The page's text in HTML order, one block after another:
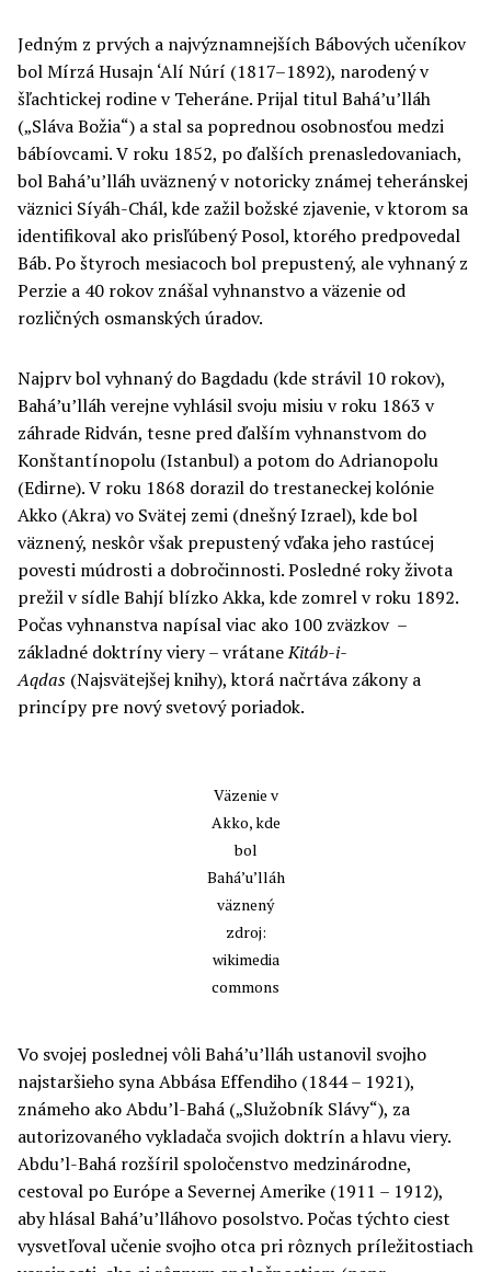
Jedným z prvých a najvýznamnejších Bábových učeníkov
bol Mírzá Husajn ‘Alí Núrí (1817–1892), narodený v
šľachtickej rodine v Teheráne. Prijal titul Bahá’u’lláh
(„Sláva Božia“) a stal sa poprednou osobnosťou medzi
bábíovcami. V roku 1852, po ďalších prenasledovaniach,
bol Bahá’u’lláh uväznený v notoricky známej teheránskej
väznici Síyáh-Chál, kde zažil božské zjavenie, v ktorom sa
identifikoval ako prisľúbený Posol, ktorého predpovedal
Báb. Po štyroch mesiacoch bol prepustený, ale vyhnaný z
Perzie a 40 rokov znášal vyhnanstvo a väzenie od
rozličných osmanských úradov.
Najprv bol vyhnaný do Bagdadu (kde strávil 10 rokov),
Bahá’u’lláh verejne vyhlásil svoju misiu v roku 1863 v
záhrade Ridván, tesne pred ďalším vyhnanstvom do
Konštantínopolu (Istanbul) a potom do Adrianopolu
(Edirne). V roku 1868 dorazil do trestaneckej kolónie
Akko (Akra) vo Svätej zemi (dnešný Izrael), kde bol
väznený, neskôr však prepustený vďaka jeho rastúcej
povesti múdrosti a dobročinnosti. Posledné roky života
prežil v sídle Bahjí blízko Akka, kde zomrel v roku 1892.
Počas vyhnanstva napísal viac ako 100 zväzkov –
základné doktríny viery – vrátaneKitáb-i-
Aqdas (Najsvätejšej knihy), ktorá načrtáva zákony a
princípy pre nový svetový poriadok.
Väzenie v
Akko, kde
bol
Bahá’u’lláh
väznený
zdroj:
wikimedia
commons
Vo svojej poslednej vôli Bahá’u’lláh ustanovil svojho
najstaršieho syna Abbása Effendiho (1844 – 1921),
známeho ako Abdu’l-Bahá („Služobník Slávy“), za
autorizovaného vykladača svojich doktrín a hlavu viery.
Abdu’l-Bahá rozšíril spoločenstvo medzinárodne,
cestoval po Európe a Severnej Amerike (1911 – 1912),
aby hlásal Bahá’u’lláhovo posolstvo. Počas týchto ciest
vysvetľoval učenie svojho otca pri rôznych príležitostiach